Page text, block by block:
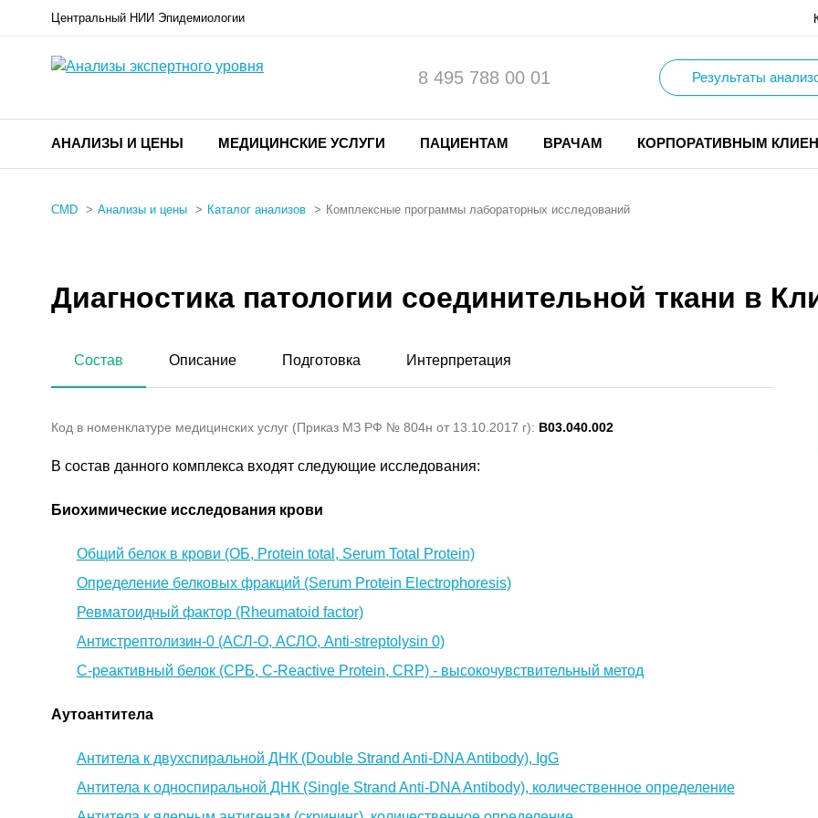
Центральный НИИ Эпидемиологии
8 495 788 00 01 Результаты
АНАЛИЗЫ И ЦЕНЫ МЕДИЦИНСКИЕ УСЛУГИ ПАЦИЕНТАМ ВРАЧАМ КОРПОРАТИВНЫМ
CMD Анализы и цены Каталог анализов Комплексные программы лабораторных исследований
Диагностика патологии соединительной ткани в
Состав Описание Подготовка Интерпретация
Код в номенклатуре медицинских услуг (Приказ МЗ РФ № 804н от 13.10.2017 г): B03.040.002
В состав данного комплекса входят следующие исследования:
Биохимические исследования крови
Общий белок в крови (ОБ, Protein total, Serum Total Protein)
Определение белковых фракций (Serum Protein Electrophoresis)
Ревматоидный фактор (Rheumatoid factor)
Антистрептолизин-0 (АСЛ-О, АСЛО, Anti-streptolysin 0)
C-реактивный белок (СРБ, C-Reactive Protein, CRP) - высокочувствительный метод
Аутоантитела
Антитела к двухспиральной ДНК (Double Strand Anti-DNA Antibody), IgG
Антитела к односпиральной ДНК (Single Strand Anti-DNA Antibody), количественное определение